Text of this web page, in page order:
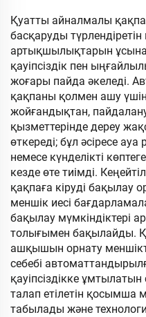
жарықтықтағы LCD
экраны
Қуатты айналмалы
басқаруды
артықшылықтарын
қауіпсіздік пен
жоғары пайда әкеледі.
қақпаны қолмен ашу
жойғандықтан,
қызметтерінде дереу
өткереді; бұл әсіресе
немесе күнделікті
кезде өте тиімді.
қақпаға кіруді бақылау
меншік иесі
бақылау мүмкіндіктері
толығымен бақылайды.
ашқышын орнату
себебі
қауіпсіздікке
талап етілетін қосымша
табылады және